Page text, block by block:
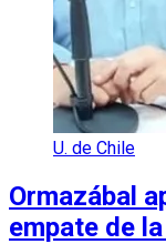
U. de Chile
Ormazábal
empate de la